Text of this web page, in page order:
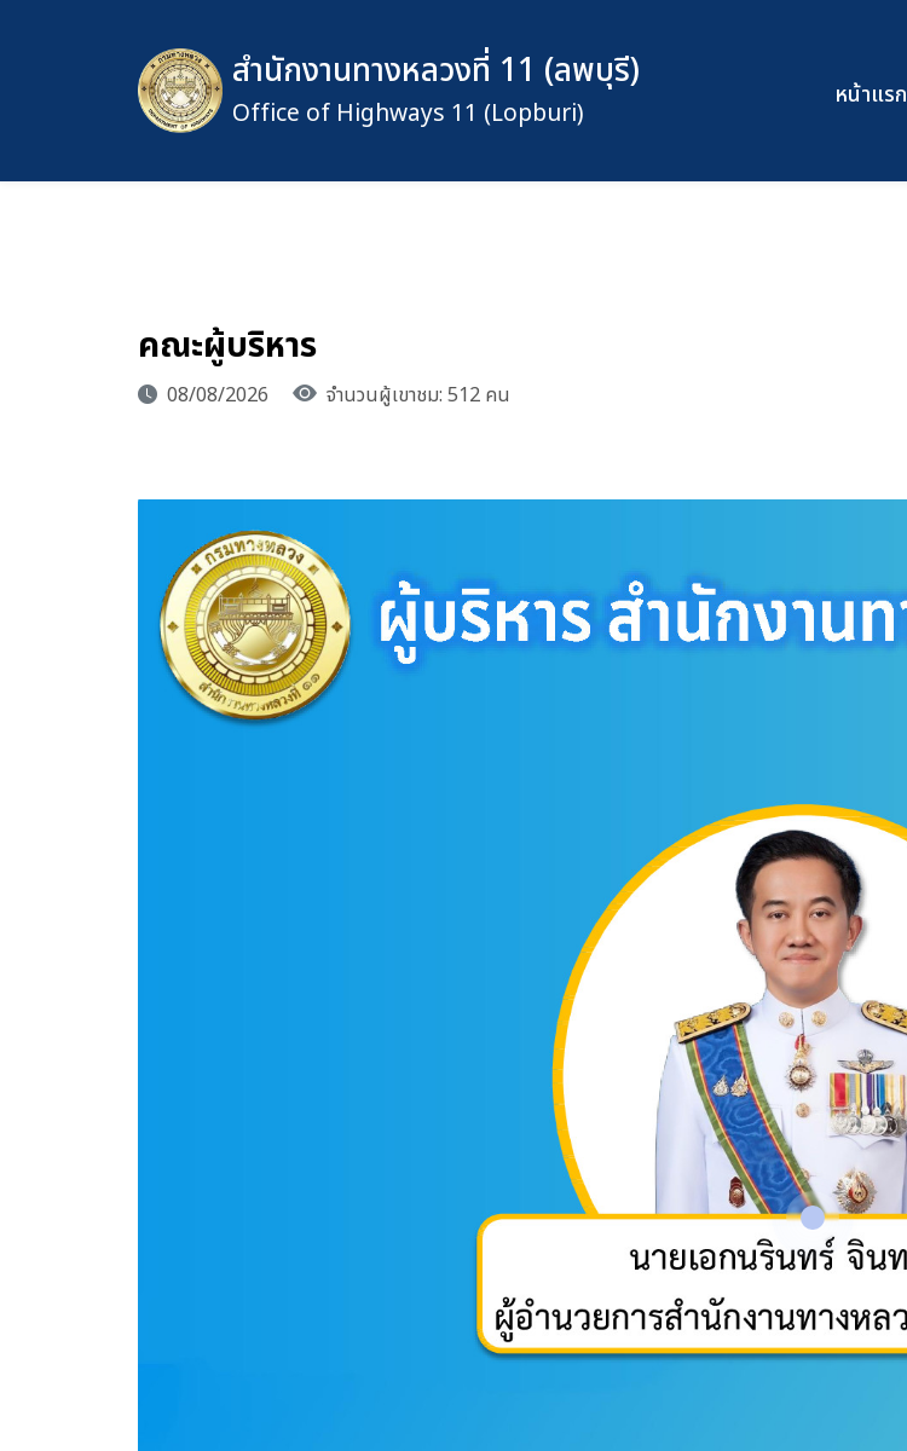
สำนักงานทางหลวงที่ 11 (ลพบุรี)
Office of Highways 11 (Lopburi)
หน้าแรก
คณะผู้บริหาร
08/08/2026 จำนวนผู้เขาชม: 512 คน